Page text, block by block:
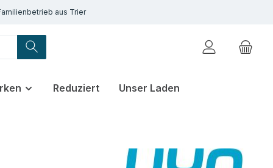
aus Trier
Reduziert Unser Laden